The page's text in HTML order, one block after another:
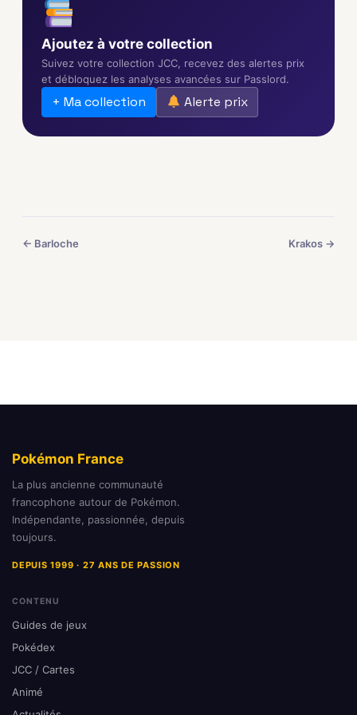
Ajoutez à votre collection
Suivez votre collection JCC, recevez des alertes prix
et débloquez les analyses avancées sur Passlord.
+ Ma collection Alerte prix
← Barloche Krakos →
Pokémon France
La plus ancienne communauté
francophone autour de Pokémon.
Indépendante, passionnée, depuis
toujours.
DEPUIS 1999 · 27 ANS DE PASSION
CONTENU
Guides de jeux
Pokédex
JCC / Cartes
Animé